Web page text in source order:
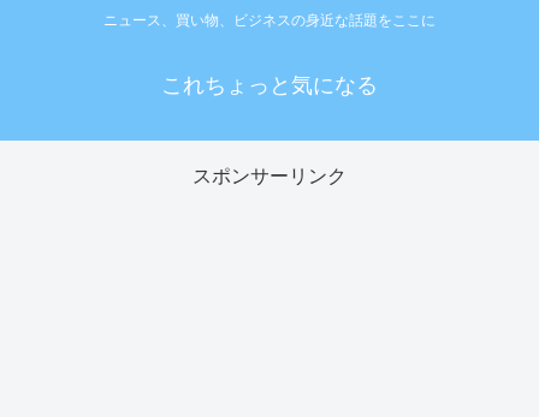
ニュース、買い物、ビジネスの身近な話題をここに
これちょっと気になる
スポンサーリンク